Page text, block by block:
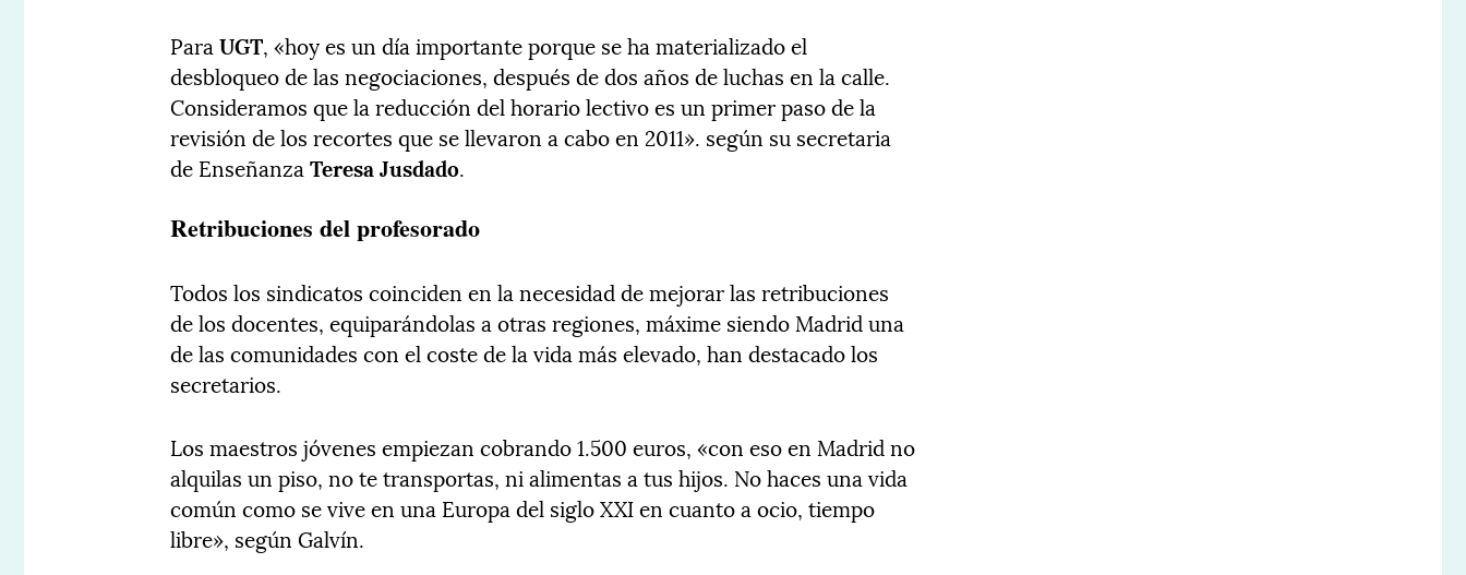
ParaUGT, «hoy es un día importante porque se ha materializado el
desbloqueo de las negociaciones, después de dos años de luchas en la calle.
Consideramos que la reducción del horario lectivo es un primer paso de la
revisión de los recortes que se llevaron a cabo en 2011». según su secretaria
de EnseñanzaTeresa Jusdado.
Retribuciones del profesorado
Todos los sindicatos coinciden en la necesidad de mejorar las retribuciones
de los docentes, equiparándolas a otras regiones, máxime siendo Madrid una
de las comunidades con el coste de la vida más elevado, han destacado los
secretarios.
Los maestros jóvenes empiezan cobrando 1.500 euros, «con eso en Madrid no
alquilas un piso, no te transportas, ni alimentas a tus hijos. No haces una vida
común como se vive en una Europa del siglo XXI en cuanto a ocio, tiempo
libre», según Galvín.